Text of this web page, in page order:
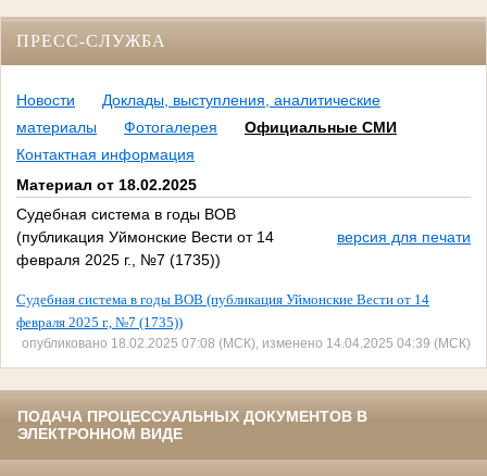
ПРЕСС-СЛУЖБА
Новости
Доклады, выступления, аналитические
материалы
Фотогалерея
Официальные СМИ
Контактная информация
Материал от 18.02.2025
Судебная система в годы ВОВ
(публикация Уймонские Вести от 14
февраля 2025 г., №7 (1735))
версия для печати
Судебная система в годы ВОВ (публикация Уймонские Вести от 14
февраля 2025 г., №7 (1735))
опубликовано 18.02.2025 07:08 (МСК), изменено 14.04.2025 04:39 (МСК)
ПОДАЧА ПРОЦЕССУАЛЬНЫХ ДОКУМЕНТОВ В
ЭЛЕКТРОННОМ ВИДЕ